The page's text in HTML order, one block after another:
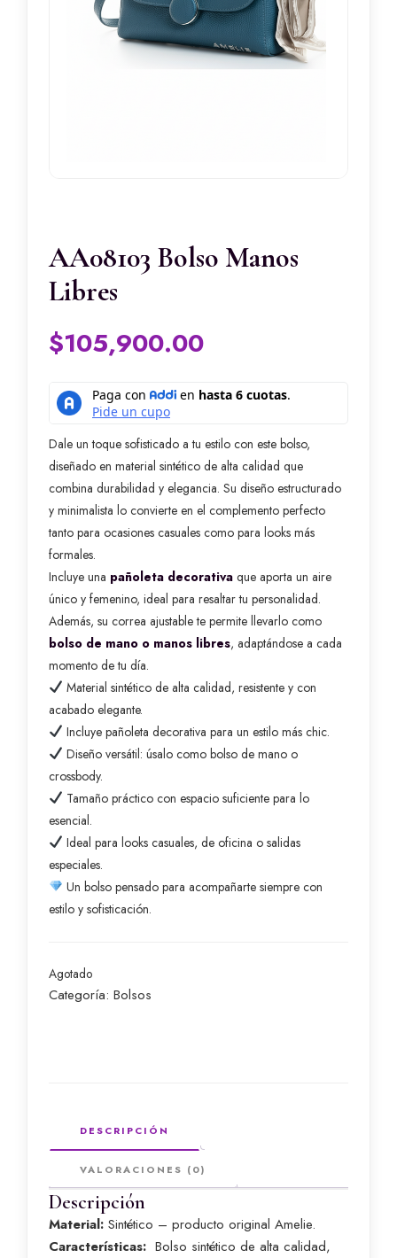
AA08103 Bolso Manos
Libres
$105,900.00
Dale un toque sofisticado a tu estilo con este bolso,
diseñado en material sintético de alta calidad que
combina durabilidad y elegancia. Su diseño estructurado
y minimalista lo convierte en el complemento perfecto
tanto para ocasiones casuales como para looks más
formales.
Incluye una pañoleta decorativa que aporta un aire
único y femenino, ideal para resaltar tu personalidad.
Además, su correa ajustable te permite llevarlo como
bolso de mano o manos libres, adaptándose a cada
momento de tu día.
Material sintético de alta calidad, resistente y con
acabado elegante.
Incluye pañoleta decorativa para un estilo más chic.
Diseño versátil: úsalo como bolso de mano o
crossbody.
Tamaño práctico con espacio suficiente para lo
esencial.
Ideal para looks casuales, de oficina o salidas
especiales.
Un bolso pensado para acompañarte siempre con
estilo y sofisticación.
Agotado
Categoría: Bolsos
DESCRIPCIÓN
VALORACIONES (0)
Descripción
Material: Sintético – producto original Amelie.
Características: Bolso sintético de alta calidad,